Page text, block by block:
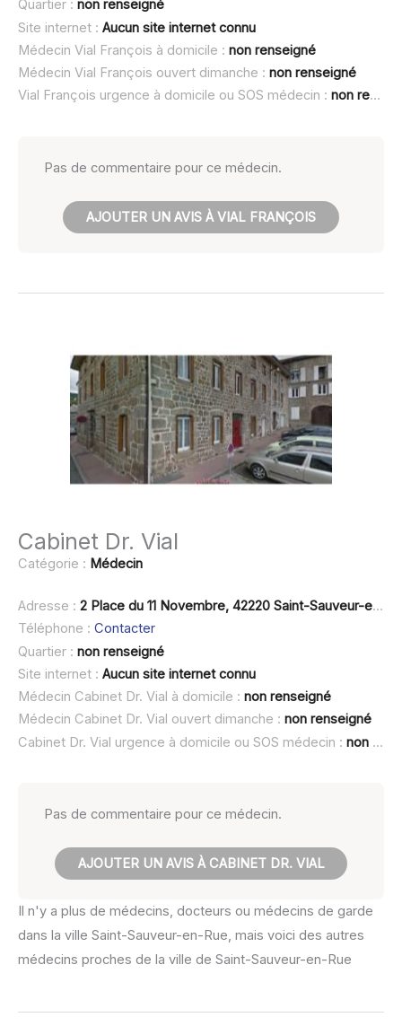
Quartier : non renseigné
Site internet : Aucun site internet connu
Médecin Vial François à domicile : non renseigné
Médecin Vial François ouvert dimanche : non renseigné
Vial François urgence à domicile ou SOS médecin : non renseigné
Pas de commentaire pour ce médecin.
AJOUTER UN AVIS À VIAL FRANÇOIS
Cabinet Dr. Vial
Catégorie : Médecin
Adresse : 2 Place du 11 Novembre, 42220 Saint-Sauveur-en-Rue
Téléphone : Contacter
Quartier : non renseigné
Site internet : Aucun site internet connu
Médecin Cabinet Dr. Vial à domicile : non renseigné
Médecin Cabinet Dr. Vial ouvert dimanche : non renseigné
Cabinet Dr. Vial urgence à domicile ou SOS médecin : non renseigné
Pas de commentaire pour ce médecin.
AJOUTER UN AVIS À CABINET DR. VIAL
Il n'y a plus de médecins, docteurs ou médecins de garde
dans la ville Saint-Sauveur-en-Rue, mais voici des autres
médecins proches de la ville de Saint-Sauveur-en-Rue